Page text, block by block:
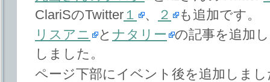
ClariSのTwitter １ 、 ２
も追加です。
リスアニ
と ナタリー
の記事を追加
しました。
ページ下部にイベント後を追加しまし